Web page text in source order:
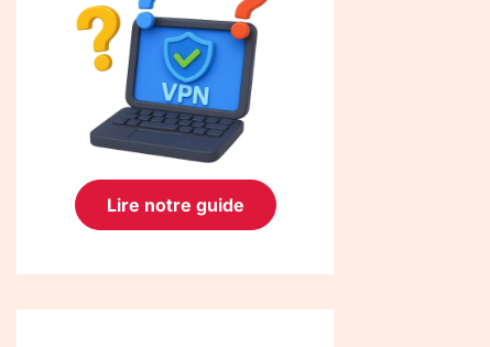
Lire notre guide